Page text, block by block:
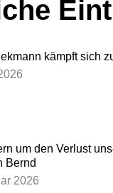
kämpft sich
um den Verlust
Bernd
2026